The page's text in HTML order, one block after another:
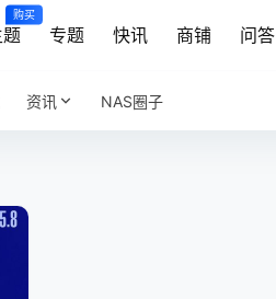
购买
专题 快讯 商铺 问答
资讯 NAS圈子